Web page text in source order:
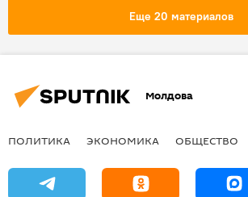
Еще 20 материалов
Молдова
ПОЛИТИКА ЭКОНОМИКА ОБЩЕСТВО